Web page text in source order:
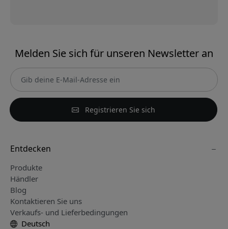
Melden Sie sich für unseren Newsletter an
Registrieren Sie sich
Entdecken
Produkte
Händler
Blog
Kontaktieren Sie uns
Verkaufs- und Lieferbedingungen
Deutsch